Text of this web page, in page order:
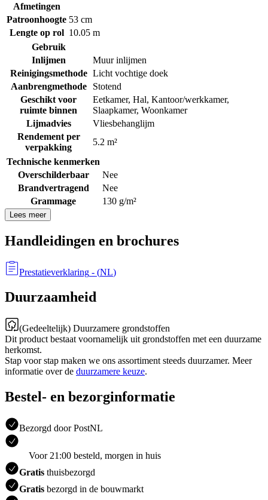
Afmetingen
Patroonhoogte 53 cm
Lengte op rol 10.05 m
Gebruik
Inlijmen
Muur inlijmen
Reinigingsmethode Licht vochtige doek
Aanbrengmethode
Stotend
Geschikt voor
ruimte binnen
Eetkamer, Hal, Kantoor/werkkamer,
Slaapkamer, Woonkamer
Lijmadvies
Vliesbehanglijm
Rendement per
verpakking
5.2 m²
Technische kenmerken
Overschilderbaar
Nee
Brandvertragend
Nee
Grammage
130 g/m²
Lees meer
Handleidingen en brochures
Prestatieverklaring - (NL)
Duurzaamheid
(Gedeeltelijk) Duurzamere grondstoffen
Dit product bestaat voornamelijk uit grondstoffen met een duurzame
herkomst.
Stap voor stap maken we ons assortiment steeds duurzamer. Meer
informatie over de duurzamere keuze.
Bestel- en bezorginformatie
Bezorgd door PostNL
Voor 21:00 besteld, morgen in huis
Gratis thuisbezorgd
Gratis bezorgd in de bouwmarkt